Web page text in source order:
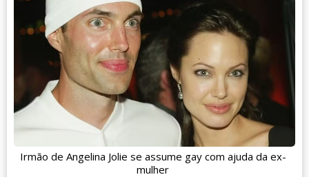
Irmão de Angelina Jolie se assume gay com ajuda da ex-
mulher